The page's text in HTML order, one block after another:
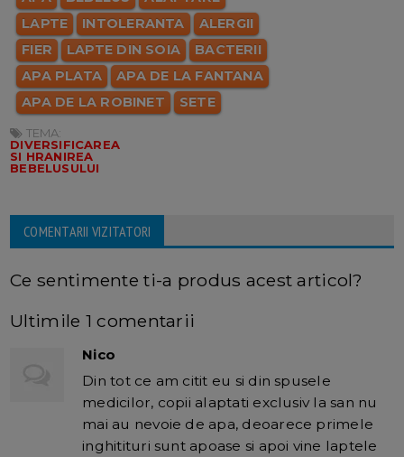
LAPTE
INTOLERANTA
ALERGII
FIER
LAPTE DIN SOIA
BACTERII
APA PLATA
APA DE LA FANTANA
APA DE LA ROBINET
SETE
TEMA:
DIVERSIFICAREA
SI HRANIREA
BEBELUSULUI
COMENTARII VIZITATORI
Ce sentimente ti-a produs acest articol?
Ultimile 1 comentarii
Nico
Din tot ce am citit eu si din spusele
medicilor, copii alaptati exclusiv la san nu
mai au nevoie de apa, deoarece primele
inghitituri sunt apoase si apoi vine laptele